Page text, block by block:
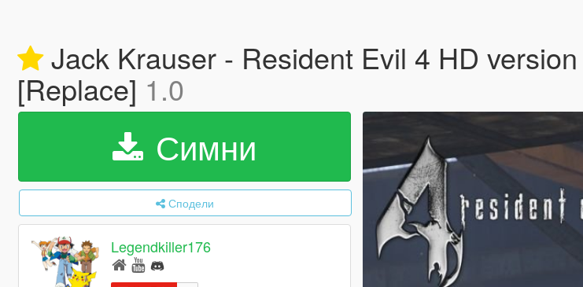
Jack Krauser - Resident Evil 4 HD
[Replace] 1.0
Симни
Сподели
Legendkiller176